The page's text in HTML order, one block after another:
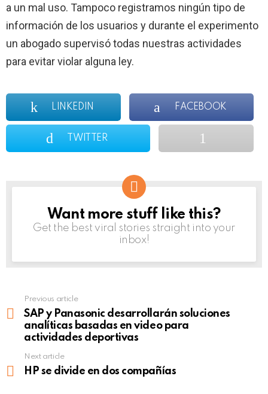
a un mal uso. Tampoco registramos ningún tipo de
información de los usuarios y durante el experimento
un abogado supervisó todas nuestras actividades
para evitar violar alguna ley.
LINKEDIN FACEBOOK
TWITTER
NEWSLETTER
Want more stuff like this?
Get the best viral stories straight into your
inbox!
more
Previous article
SAP y Panasonic desarrollarán soluciones
analíticas basadas en video para
actividades deportivas
Next article
HP se divide en dos compañías